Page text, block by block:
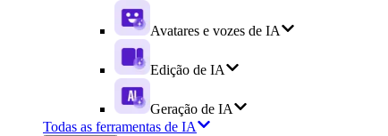
Avatares e vozes de IA
Edição de IA
Geração de IA
Todas as ferramentas de IA